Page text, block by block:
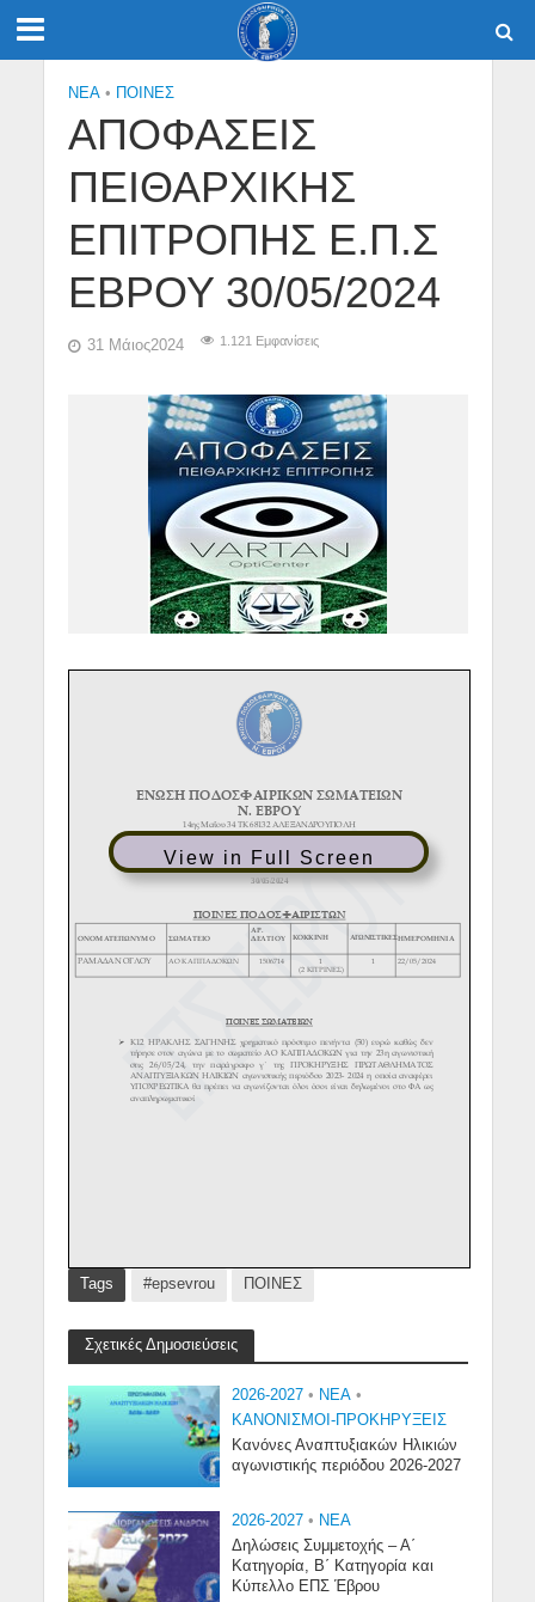
NEA • ΠΟΙΝΕΣ
ΑΠΟΦΑΣΕΙΣ
ΠΕΙΘΑΡΧΙΚΗΣ
ΕΠΙΤΡΟΠΗΣ Ε.Π.Σ
ΕΒΡΟΥ 30/05/2024
31 Μάιος2024 1.121 Εμφανίσεις
View in Full Screen
Tags #epsevrou ΠΟΙΝΕΣ
Σχετικές Δημοσιεύσεις
2026-2027 • NEA •
ΚΑΝΟΝΙΣΜΟΙ-ΠΡΟΚΗΡΥΞΕΙΣ
Κανόνες Αναπτυξιακών Ηλικιών
αγωνιστικής περιόδου 2026-2027
2026-2027 • NEA
Δηλώσεις Συμμετοχής – Α΄
Κατηγορία, Β΄ Κατηγορία και
Κύπελλο ΕΠΣ Έβρου